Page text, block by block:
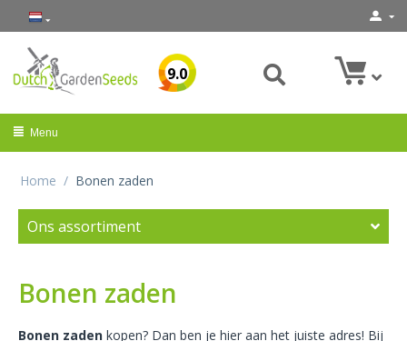
9.0
Menu
Home / Bonen zaden
Ons assortiment
Bonen zaden
Bonen zaden kopen? Dan ben je hier aan het juiste adres! Bij